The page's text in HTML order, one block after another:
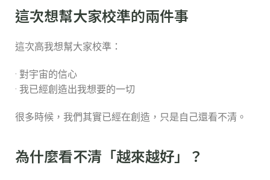
這次想幫大家校準的兩件事
這次高我想幫大家校準：
· 對宇宙的信心
· 我已經創造出我想要的一切
很多時候，我們其實已經在創造，只是自己還看不清。
為什麼看不清「越來越好」？